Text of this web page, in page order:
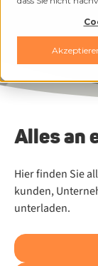
Al­les an
Hier fin­den Sie
kun­den,
un­ter­la­den.